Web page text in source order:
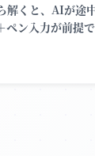
解くと、AIが途
ン入力が前提で